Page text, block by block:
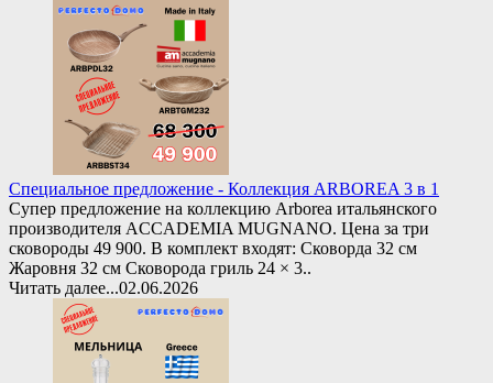
Специальное предложение - Коллекция ARBOREA 3 в 1
Супер предложение на коллекцию Arborea итальянского
производителя ACCADEMIA MUGNANO. Цена за три
сковороды 49 900. В комплект входят: Сковорда 32 см
Жаровня 32 см Сковорода гриль 24 × 3..
Читать далее...02.06.2026